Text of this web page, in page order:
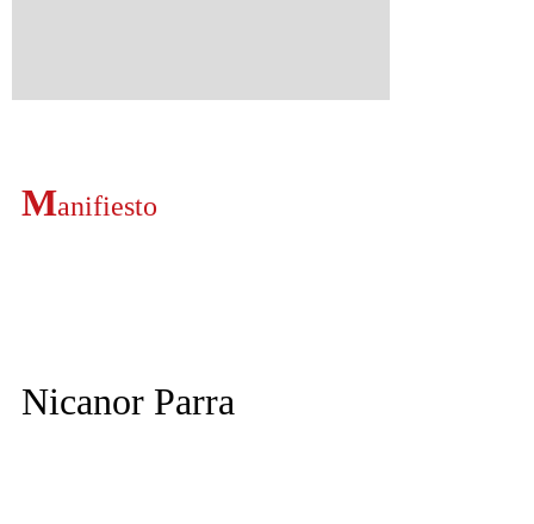
Manifiesto
Nicanor Parra